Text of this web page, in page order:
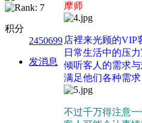
积分
2450699
发消息
摩师
店裡来光顾的VIP
日常生活中的压
倾听客人的需求
满足他们各种需求
不过千万得注意